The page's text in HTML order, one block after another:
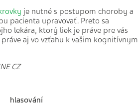
je nutné s postupom choroby a
pacienta upravovať. Preto sa
lekára, ktorý liek je práve pre vás
aj vo vzťahu k vašim kognitívnym
CZ
hlasování